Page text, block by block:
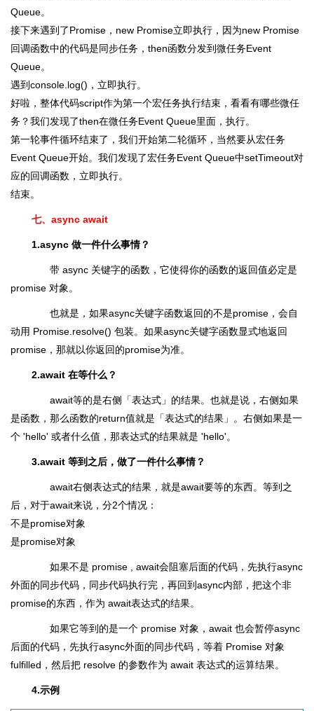
Queue。
接下来遇到了Promise，new Promise立即执行，因为new Promise
回调函数中的代码是同步任务，then函数分发到微任务Event
Queue。
遇到console.log()，立即执行。
好啦，整体代码script作为第一个宏任务执行结束，看看有哪些微任
务？我们发现了then在微任务Event Queue里面，执行。
第一轮事件循环结束了，我们开始第二轮循环，当然要从宏任务
Event Queue开始。我们发现了宏任务Event Queue中setTimeout对
应的回调函数，立即执行。
结束。
七、async await
1.async 做一件什么事情？
带 async 关键字的函数，它使得你的函数的返回值必定是
promise 对象。
也就是，如果async关键字函数返回的不是promise，会自
动用 Promise.resolve() 包装。如果async关键字函数显式地返回
promise，那就以你返回的promise为准。
2.await 在等什么？
await等的是右侧「表达式」的结果。也就是说，右侧如果
是函数，那么函数的return值就是「表达式的结果」。右侧如果是一
个 'hello' 或者什么值，那表达式的结果就是 'hello'。
3.await 等到之后，做了一件什么事情？
await右侧表达式的结果，就是await要等的东西。等到之
后，对于await来说，分2个情况：
不是promise对象
是promise对象
如果不是 promise , await会阻塞后面的代码，先执行async
外面的同步代码，同步代码执行完，再回到async内部，把这个非
promise的东西，作为 await表达式的结果。
如果它等到的是一个 promise 对象，await 也会暂停async
后面的代码，先执行async外面的同步代码，等着 Promise 对象
fulfilled，然后把 resolve 的参数作为 await 表达式的运算结果。
4.示例